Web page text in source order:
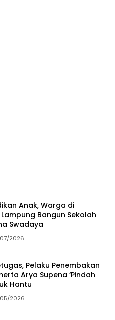
Anak, Warga di
Bangun Sekolah
Swadaya
2026
Pelaku Penembakan
Arya Supena ‘Pindah
Hantu
05/2026